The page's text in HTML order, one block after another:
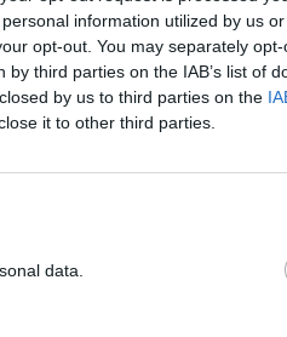
information utilized by us
opt-out. You may separately
third parties on the IAB’s list of
by us to third parties on the
it to other third parties.
data.
ÚLTIMO PARTIDO EN ABIERTO
Gubbio - Perugia
06/09/2025 Serie C por FIFA+
GRATUÍTO